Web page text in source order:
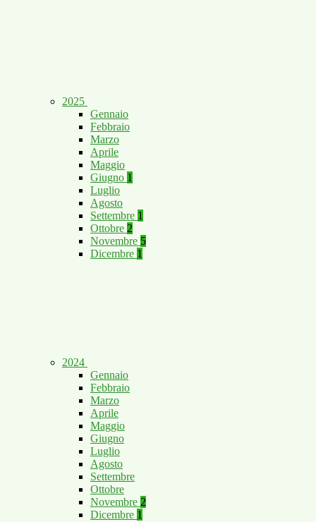
2025
Gennaio
Febbraio
Marzo
Aprile
Maggio
Giugno 1
Luglio
Agosto
Settembre 1
Ottobre 2
Novembre 5
Dicembre 1
2024
Gennaio
Febbraio
Marzo
Aprile
Maggio
Giugno
Luglio
Agosto
Settembre
Ottobre
Novembre 2
Dicembre 1